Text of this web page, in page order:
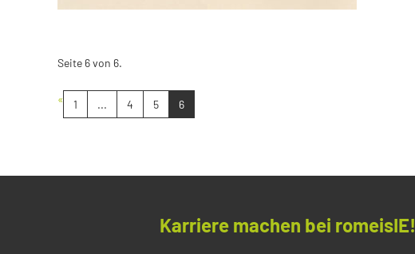
Seite 6 von 6.
« 1 ... 4 5 6
Karriere machen bei romeisIE!